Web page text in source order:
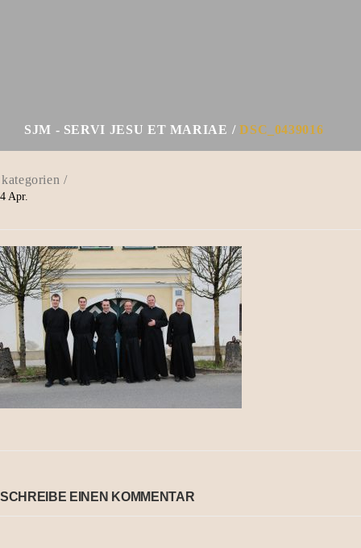
SJM - SERVI JESU ET MARIAE DSC_0439016
4 Apr.
SCHREIBE EINEN KOMMENTAR